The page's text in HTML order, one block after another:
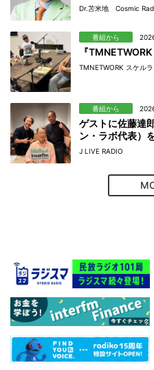
Dr.苫米地 Cosmic
番組から
『
TMNETWORK スケル
番組から
ゲストに佐藤達
ン・ラボ代表）
J LIVE RADIO